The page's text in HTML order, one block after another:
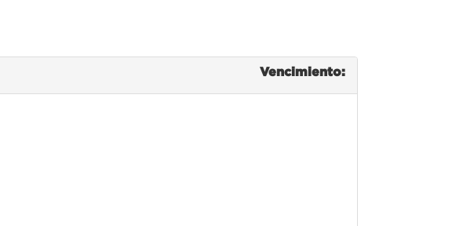
Vencimiento: